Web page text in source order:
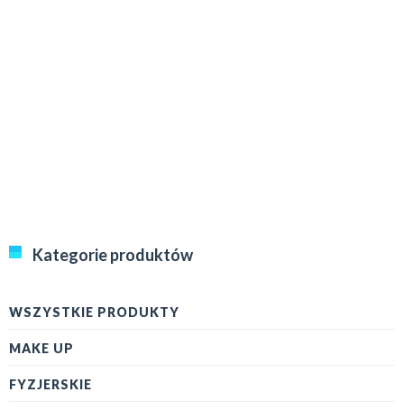
Kategorie produktów
WSZYSTKIE PRODUKTY
MAKE UP
FYZJERSKIE